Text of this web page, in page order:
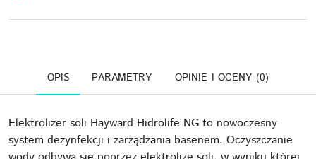
OPIS PARAMETRY OPINIE I OCENY (0)
Elektrolizer soli Hayward Hidrolife NG to nowoczesny
system dezynfekcji i zarządzania basenem. Oczyszczanie